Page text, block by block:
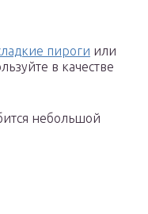
пироги или
в качестве
небольшой